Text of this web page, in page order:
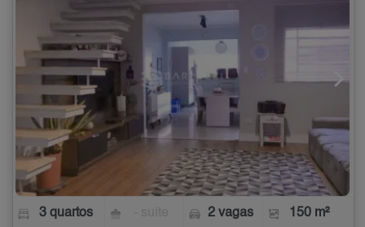
3 quartos 2 vagas 150 m²